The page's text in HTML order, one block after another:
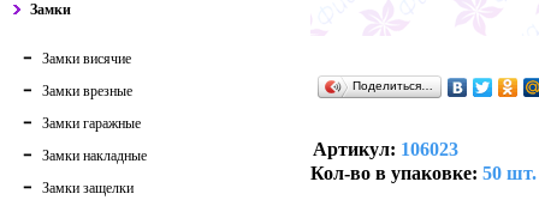
Замки
Замки висячие
Замки врезные
Замки гаражные
Замки накладные
Замки защелки
Поделиться…
Артикул: 106023
Кол-во в упаковке: 50 шт.